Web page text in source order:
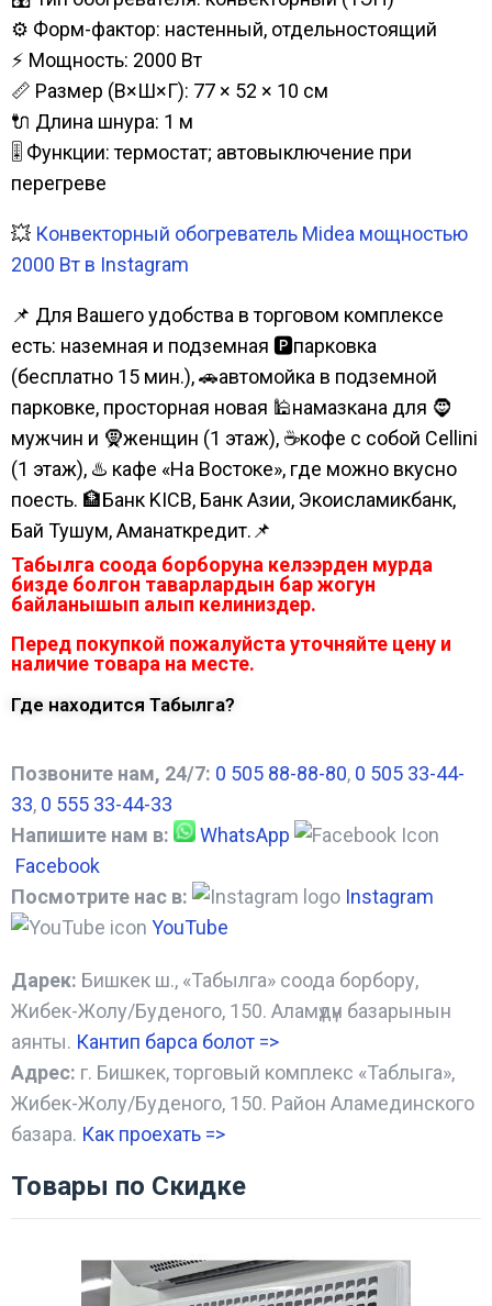
⚙️ Форм-фактор: настенный, отдельностоящий
⚡ Мощность: 2000 Вт
📏 Размер (В×Ш×Г): 77 × 52 × 10 см
🔌 Длина шнура: 1 м
🎚️ Функции: термостат; автовыключение при
перегреве
💥 Конвекторный обогреватель Midea мощностью
2000 Вт в Instagram
📌 Для Вашего удобства в торговом комплексе
есть: наземная и подземная 🅿парковка
(бесплатно 15 мин.), 🚗автомойка в подземной
парковке, просторная новая 🕌намазкана для 🧔
мужчин и 🧕женщин (1 этаж), ☕кофе с собой Cellini
(1 этаж), ♨️ кафе «На Востоке», где можно вкусно
поесть. 🏦Банк KICB, Банк Азии, Экоисламикбанк,
Бай Тушум, Аманаткредит.📌
Табылга соода борборуна келээрден мурда
бизде болгон таварлардын бар жогун
байланышып алып келиниздер.
Перед покупкой пожалуйста уточняйте цену и
наличие товара на месте.
Где находится Табылга?
Позвоните нам, 24/7: 0 505 88-88-80, 0 505 33-44-
33, 0 555 33-44-33
Напишите нам в:
WhatsApp
Facebook
Посмотрите нас в:
Instagram
YouTube
Дарек: Бишкек ш., «Табылга» соода борбору,
Жибек-Жолу/Буденого, 150. Аламүдүн базарынын
аянты. Кантип барса болот =>
Адрес: г. Бишкек, торговый комплекс «Таблыга»,
Жибек-Жолу/Буденого, 150. Район Аламединского
базара. Как проехать =>
Товары по Скидке